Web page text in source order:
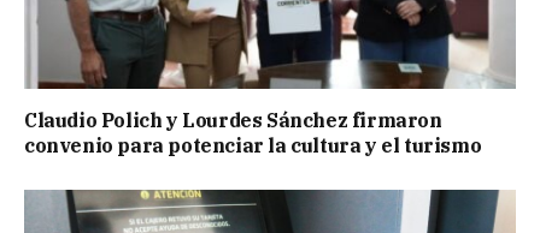
Claudio Polich y Lourdes Sánchez firmaron
convenio para potenciar la cultura y el turismo